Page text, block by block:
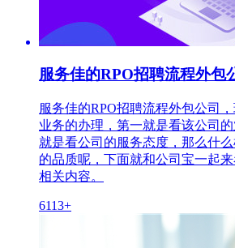
服务佳的RPO招聘流程外包
服务佳的RPO招聘流程外包公司
业务的办理，第一就是看该公司
就是看公司的服务态度，那么什
的品质呢，下面就和公司宝一起
相关内容。
6113+